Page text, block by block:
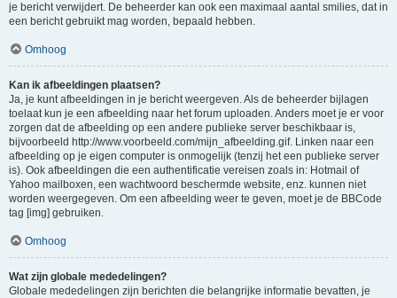
je bericht verwijdert. De beheerder kan ook een maximaal aantal smilies, dat in
een bericht gebruikt mag worden, bepaald hebben.
Omhoog
Kan ik afbeeldingen plaatsen?
Ja, je kunt afbeeldingen in je bericht weergeven. Als de beheerder bijlagen
toelaat kun je een afbeelding naar het forum uploaden. Anders moet je er voor
zorgen dat de afbeelding op een andere publieke server beschikbaar is,
bijvoorbeeld http://www.voorbeeld.com/mijn_afbeelding.gif. Linken naar een
afbeelding op je eigen computer is onmogelijk (tenzij het een publieke server
is). Ook afbeeldingen die een authentificatie vereisen zoals in: Hotmail of
Yahoo mailboxen, een wachtwoord beschermde website, enz. kunnen niet
worden weergegeven. Om een afbeelding weer te geven, moet je de BBCode
tag [img] gebruiken.
Omhoog
Wat zijn globale mededelingen?
Globale mededelingen zijn berichten die belangrijke informatie bevatten, je